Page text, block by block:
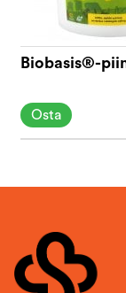
Biobasis®-
Osta